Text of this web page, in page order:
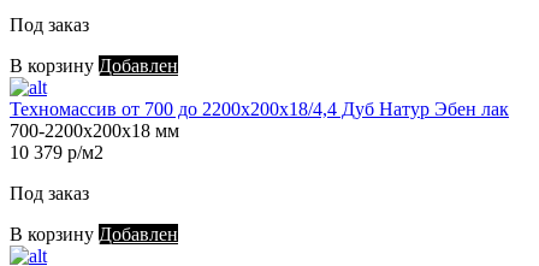
Под заказ
В корзину Добавлен
Техномассив от 700 до 2200х200х18/4,4 Дуб Натур Эбен лак
700-2200х200х18 мм
10 379 р/м2
Под заказ
В корзину Добавлен